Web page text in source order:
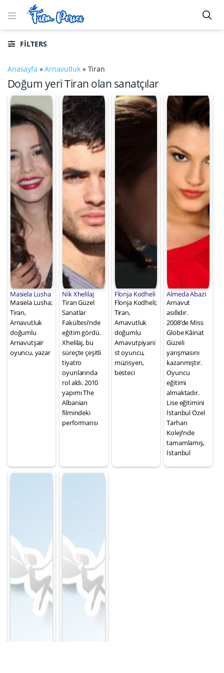
FILTERS
Anasayfa »Arnavutluk » Tiran
Doğum yeri Tiran olan sanatçılar
Masiela Lusha
Masiela Lusha;
Tiran,
Arnavutluk
doğumlu
Arnavutşair
oyuncu, yazar
Nik Xhelilaj
Tiran Güzel
Sanatlar
Fakültesi’nde
eğitim gördü.
Xhelilaj, bu
süreçte çeşitli
tiyatro
oyunlarında
rol aldı. 2010
yapımı The
Albanian
filmindeki
performansı
Flonja Kodheli
Flonja Kodheli;
Tiran,
Arnavutluk
doğumlu
Arnavutpiyani
st oyuncu,
müzisyen,
besteci
Almeda Abazi
Arnavut
asıllıdır.
2008’de Miss
Globe Kâinat
Güzeli
yarışmasını
kazanmıştır.
Oyuncu
eğitimi
almaktadır.
Lise eğitimini
İstanbul Özel
Tarhan
Koleji’nde
tamamlamış,
İstanbul